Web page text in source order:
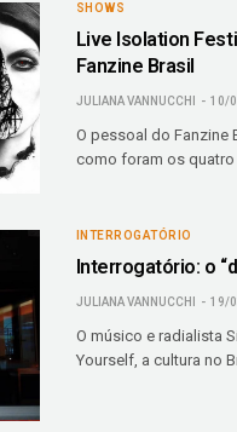
SHOWS
Live Isolation
Fanzine Brasil
JULIANA VANNUCCHI 10/
O pessoal do Fanzine
como foram os
INTERROGATÓRIO
Interrogatório: o
JULIANA VANNUCCHI 19/
O músico e radialista
Yourself, a cultura no